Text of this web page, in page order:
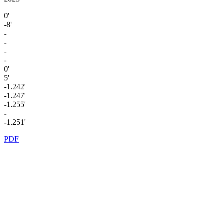
0'
-8'
-
-
-
-
0'
5'
-1.242'
-1.247'
-1.255'
-
-1.251'
PDF